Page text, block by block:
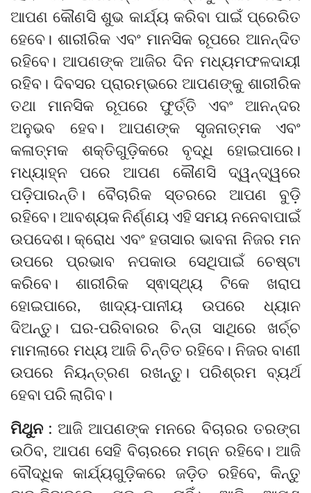
ଆପଣ କୌଣସି ଶୁଭ କାର୍ଯ୍ୟ କରିବା ପାଇଁ ପ୍ରେରିତ
ହେବେ। ଶାରୀରିକ ଏବଂ ମାନସିକ ରୂପରେ ଆନନ୍ଦିତ
ରହିବେ। ଆପଣଙ୍କ ଆଜିର ଦିନ ମଧ୍ୟମଫଳଦାୟୀ
ରହିବ। ଦିବସର ପ୍ରାରମ୍ଭରେ ଆପଣଙ୍କୁ ଶାରୀରିକ
ତଥା ମାନସିକ ରୂପରେ ଫୁର୍ତ୍ତି ଏବଂ ଆନନ୍ଦର
ଅନୁଭବ ହେବ। ଆପଣଙ୍କ ସୃଜନାତ୍ମକ ଏବଂ
କଳାତ୍ମକ ଶକ୍ତିଗୁଡ଼ିକରେ ବୃଦ୍ଧି ହୋଇପାରେ।
ମଧ୍ୟାହ୍ନ ପରେ ଆପଣ କୌଣସି ଦ୍ୱନ୍ଦ୍ୱରେ
ପଡ଼ିପାରନ୍ତି। ବୈଚାରିକ ସ୍ତରରେ ଆପଣ ବୁଡ଼ି
ରହିବେ। ଆବଶ୍ୟକ ନିର୍ଣ୍ଣୟ ଏହି ସମୟ ନନେବାପାଇଁ
ଉପଦେଶ। କ୍ରୋଧ ଏବଂ ହତାସାର ଭାବନା ନିଜର ମନ
ଉପରେ ପ୍ରଭାବ ନପକାଉ ସେଥିପାଇଁ ଚେଷ୍ଟା
କରିବେ। ଶାରୀରିକ ସ୍ଵାସ୍ଥ୍ୟ ଟିକେ ଖରାପ
ହୋଇପାରେ, ଖାଦ୍ୟ-ପାନୀୟ ଉପରେ ଧ୍ୟାନ
ଦିଅନ୍ତୁ। ଘର-ପରିବାରର ଚିନ୍ତା ସାଥିରେ ଖର୍ଚ୍ଚ
ମାମଲାରେ ମଧ୍ୟ ଆଜି ଚିନ୍ତିତ ରହିବେ। ନିଜର ବାଣୀ
ଉପରେ ନିୟନ୍ତ୍ରଣ ରଖନ୍ତୁ। ପରିଶ୍ରମ ବ୍ୟର୍ଥ
ହେବା ପରି ଲାଗିବ।
ମିଥୁନ : ଆଜି ଆପଣଙ୍କ ମନରେ ବିଚାରର ତରଙ୍ଗ
ଉଠିବ, ଆପଣ ସେହି ବିଚାରରେ ମଗ୍ନ ରହିବେ। ଆଜି
ବୌଦ୍ଧିକ କାର୍ଯ୍ୟଗୁଡ଼ିକରେ ଜଡ଼ିତ ରହିବେ, କିନ୍ତୁ